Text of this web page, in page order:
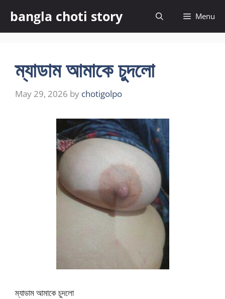
content
bangla choti story Menu
ম্যাডাম আমাকে চুদলো
May 29, 2026 by chotigolpo
ম্যাডাম আমাকে চুদলো